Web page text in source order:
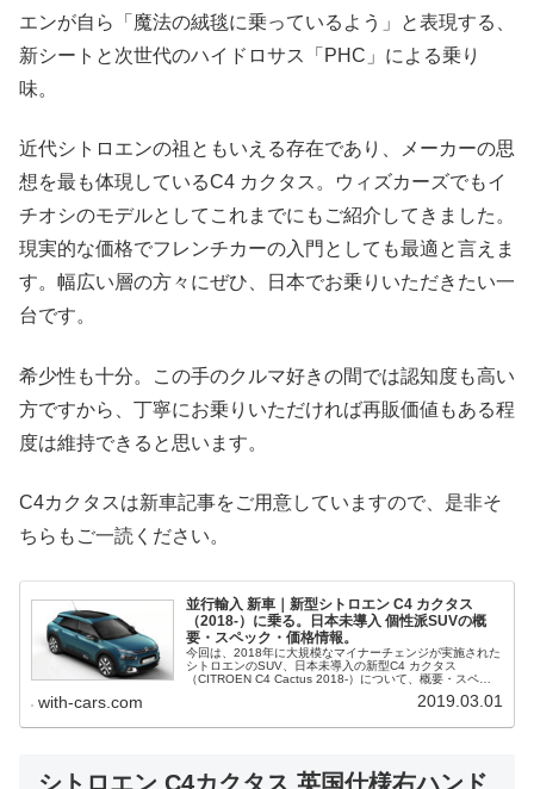
エンが自ら「魔法の絨毯に乗っているよう」と表現する、
新シートと次世代のハイドロサス「PHC」による乗り
味。
近代シトロエンの祖ともいえる存在であり、メーカーの思
想を最も体現しているC4 カクタス。ウィズカーズでもイ
チオシのモデルとしてこれまでにもご紹介してきました。
現実的な価格でフレンチカーの入門としても最適と言えま
す。幅広い層の方々にぜひ、日本でお乗りいただきたい一
台です。
希少性も十分。この手のクルマ好きの間では認知度も高い
方ですから、丁寧にお乗りいただければ再販価値もある程
度は維持できると思います。
C4カクタスは新車記事をご用意していますので、是非そ
ちらもご一読ください。
並行輸入 新車｜新型シトロエン C4 カクタス
（2018-）に乗る。日本未導入 個性派SUVの概
要・スペック・価格情報。
今回は、2018年に大規模なマイナーチェンジが実施された
シトロエンのSUV、日本未導入の新型C4 カクタス
（CITROEN C4 Cactus 2018-）について、概要・スペッ
with-cars.com 2019.03.01
シトロエン C4カクタス 英国仕様右ハンド